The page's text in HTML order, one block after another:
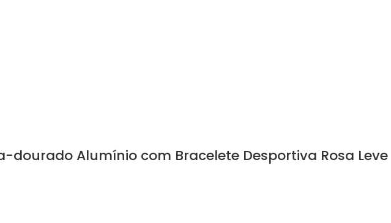
dourado Alumínio com Bracelete Desportiva Rosa